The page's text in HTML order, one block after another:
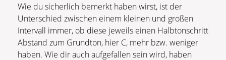
Wie du sicherlich bemerkt haben wirst, ist der
Unterschied zwischen einem kleinen und großen
Intervall immer, ob diese jeweils einen Halbtonschritt
Abstand zum Grundton, hier C, mehr bzw. weniger
haben. Wie dir auch aufgefallen sein wird, haben